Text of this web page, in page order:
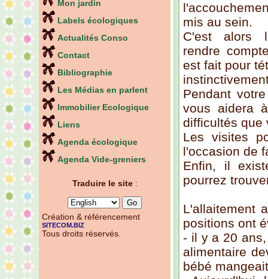
Mon jardin
Labels écologiques
Actualités Conso
Contact
Bibliographie
Les Médias en parlent
Immobilier Ecologique
Liens
Agenda écologique
Agenda Vide-greniers
Traduire le site:
Création & référencement
SITECOM.BIZ
Tous droits réservés.
mis au sein.
C'est alors
rendre
est fait pour
Pendant
vous aidera
difficultés que
Les visites
l'occasion de
Enfin, il
pourrez
L'allaitement
positions ont
- il y a 20
alimentaire
bébé